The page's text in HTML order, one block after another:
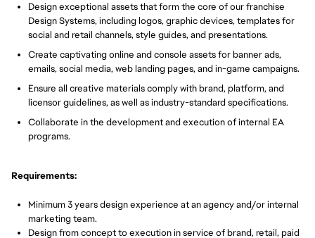
Design exceptional assets that form the core of our franchise
Design Systems, including logos, graphic devices, templates for
social and retail channels, style guides, and presentations.
Create captivating online and console assets for banner ads,
emails, social media, web landing pages, and in-game campaigns.
Ensure all creative materials comply with brand, platform, and
licensor guidelines, as well as industry-standard specifications.
Collaborate in the development and execution of internal EA
programs.
Requirements:
Minimum 3 years design experience at an agency and/or internal
marketing team.
Design from concept to execution in service of brand, retail, paid